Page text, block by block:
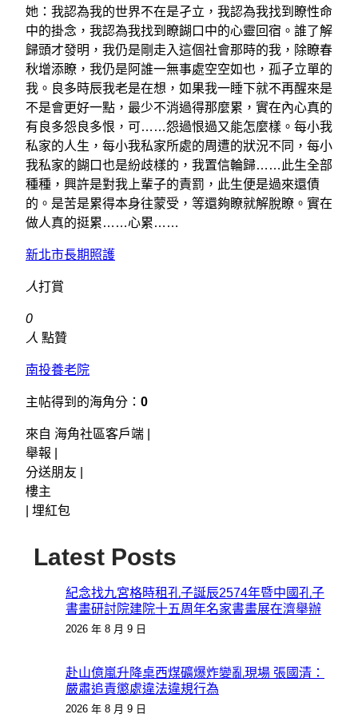
她：我認為我的世界不在是孑立，我認為我找到瞭性命
中的掛念，我認為我找到瞭餬口中的心靈回宿。誰了解
歸頭才發明，我仍是剛走入這個社會那時的我，除瞭春
秋增添瞭，我仍是阿誰一無事處空空如也，孤孑立單的
我。良多時辰我老是在想，如果我一睡下就不再醒來是
不是會更好一點，最少不消過得那麼累，實在內心真的
有良多怨良多恨，可……怨過恨過又能怎麼樣。每小我
私家的人生，每小我私家所處的周遭的狀況不同，每小
我私家的餬口也是紛歧樣的，我置信輪歸……此生全部
種種，興許是對我上輩子的責罰，此生便是過來還債
的。是苦是累得本身往蒙受，等還夠瞭就解脫瞭。實在
做人真的挺累……心累……
新北市長期照護
人打賞
0
人 點贊
南投養老院
主帖得到的海角分： 0
來自 海角社區客戶端 |
舉報 |
分送朋友 |
樓主
埋紅包
Latest Posts
紀念找九宮格時租孔子誕辰2574年暨中國孔子
書畫研討院建院十五周年名家書畫展在濟舉辦
2026 年 8 月 9 日
赴山億嵐升降桌西煤礦爆炸變亂現場 張國清：
嚴肅追責懲處違法違規行為
2026 年 8 月 9 日